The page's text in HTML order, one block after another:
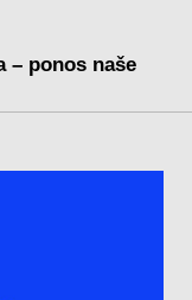
– ponos naše